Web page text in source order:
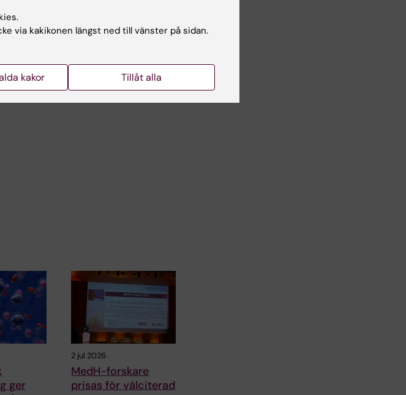
Stem Cell
ger
2 jul 2026
MedH-forskare
prisas för välciterad
via kakikonen längst ned till vänster på sidan.
kakor Tillåt alla